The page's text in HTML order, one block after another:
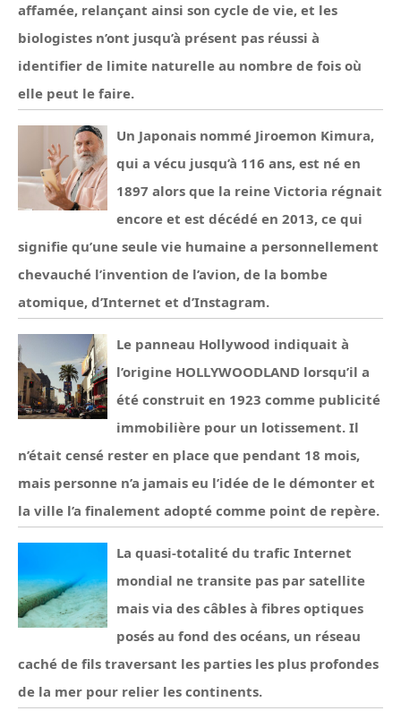
affamée, relançant ainsi son cycle de vie, et les
biologistes n’ont jusqu’à présent pas réussi à
identifier de limite naturelle au nombre de fois où
elle peut le faire.
Un Japonais nommé Jiroemon Kimura,
qui a vécu jusqu’à 116 ans, est né en
1897 alors que la reine Victoria régnait
encore et est décédé en 2013, ce qui
signifie qu’une seule vie humaine a personnellement
chevauché l’invention de l’avion, de la bombe
atomique, d’Internet et d’Instagram.
Le panneau Hollywood indiquait à
l’origine HOLLYWOODLAND lorsqu’il a
été construit en 1923 comme publicité
immobilière pour un lotissement. Il
n’était censé rester en place que pendant 18 mois,
mais personne n’a jamais eu l’idée de le démonter et
la ville l’a finalement adopté comme point de repère.
La quasi-totalité du trafic Internet
mondial ne transite pas par satellite
mais via des câbles à fibres optiques
posés au fond des océans, un réseau
caché de fils traversant les parties les plus profondes
de la mer pour relier les continents.